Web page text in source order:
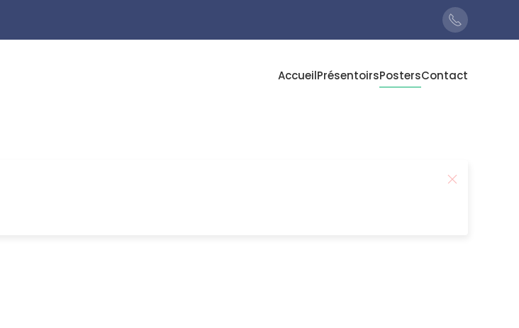
AccueilPrésentoirsPostersContact